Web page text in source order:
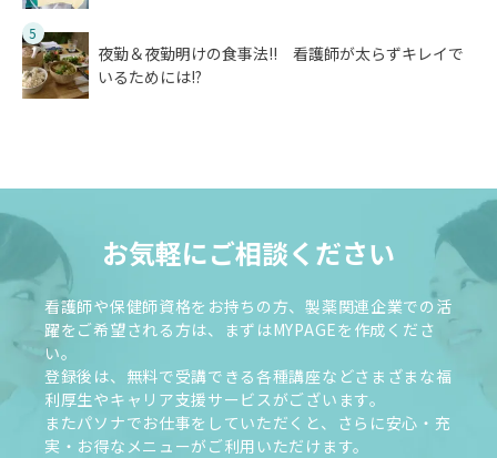
5
夜勤＆夜勤明けの食事法!! 看護師が太らずキレイで
いるためには!?
お気軽にご相談ください
看護師や保健師資格をお持ちの方、製薬関連企業での活
躍をご希望される方は、まずはMYPAGEを作成くださ
い。
登録後は、無料で受講できる各種講座などさまざまな福
利厚生やキャリア支援サービスがございます。
またパソナでお仕事をしていただくと、さらに安心・充
実・お得なメニューがご利用いただけます。